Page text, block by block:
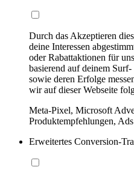
Durch das Akzeptieren
deine Interessen
oder Rabattaktionen für
basierend auf deinem
sowie deren Erfolge
wir auf dieser Webseite
Meta-Pixel, Microsoft
Produktempfehlungen,
Erweitertes Conversion-